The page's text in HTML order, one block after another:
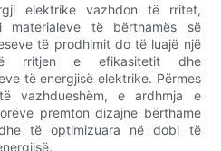
elektrike vazhdon të rritet,
materialeve të bërthamës së
të prodhimit do të luajë një
rritjen e efikasitetit dhe
të energjisë elektrike. Përmes
vazhdueshëm, e ardhmja e
premton dizajne bërthame
të optimizuara në dobi të